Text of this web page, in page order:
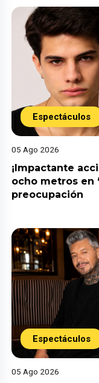
Espectáculos
05 Ago 2026
¡Impactante
ocho metros en
preocupación
Espectáculos
05 Ago 2026